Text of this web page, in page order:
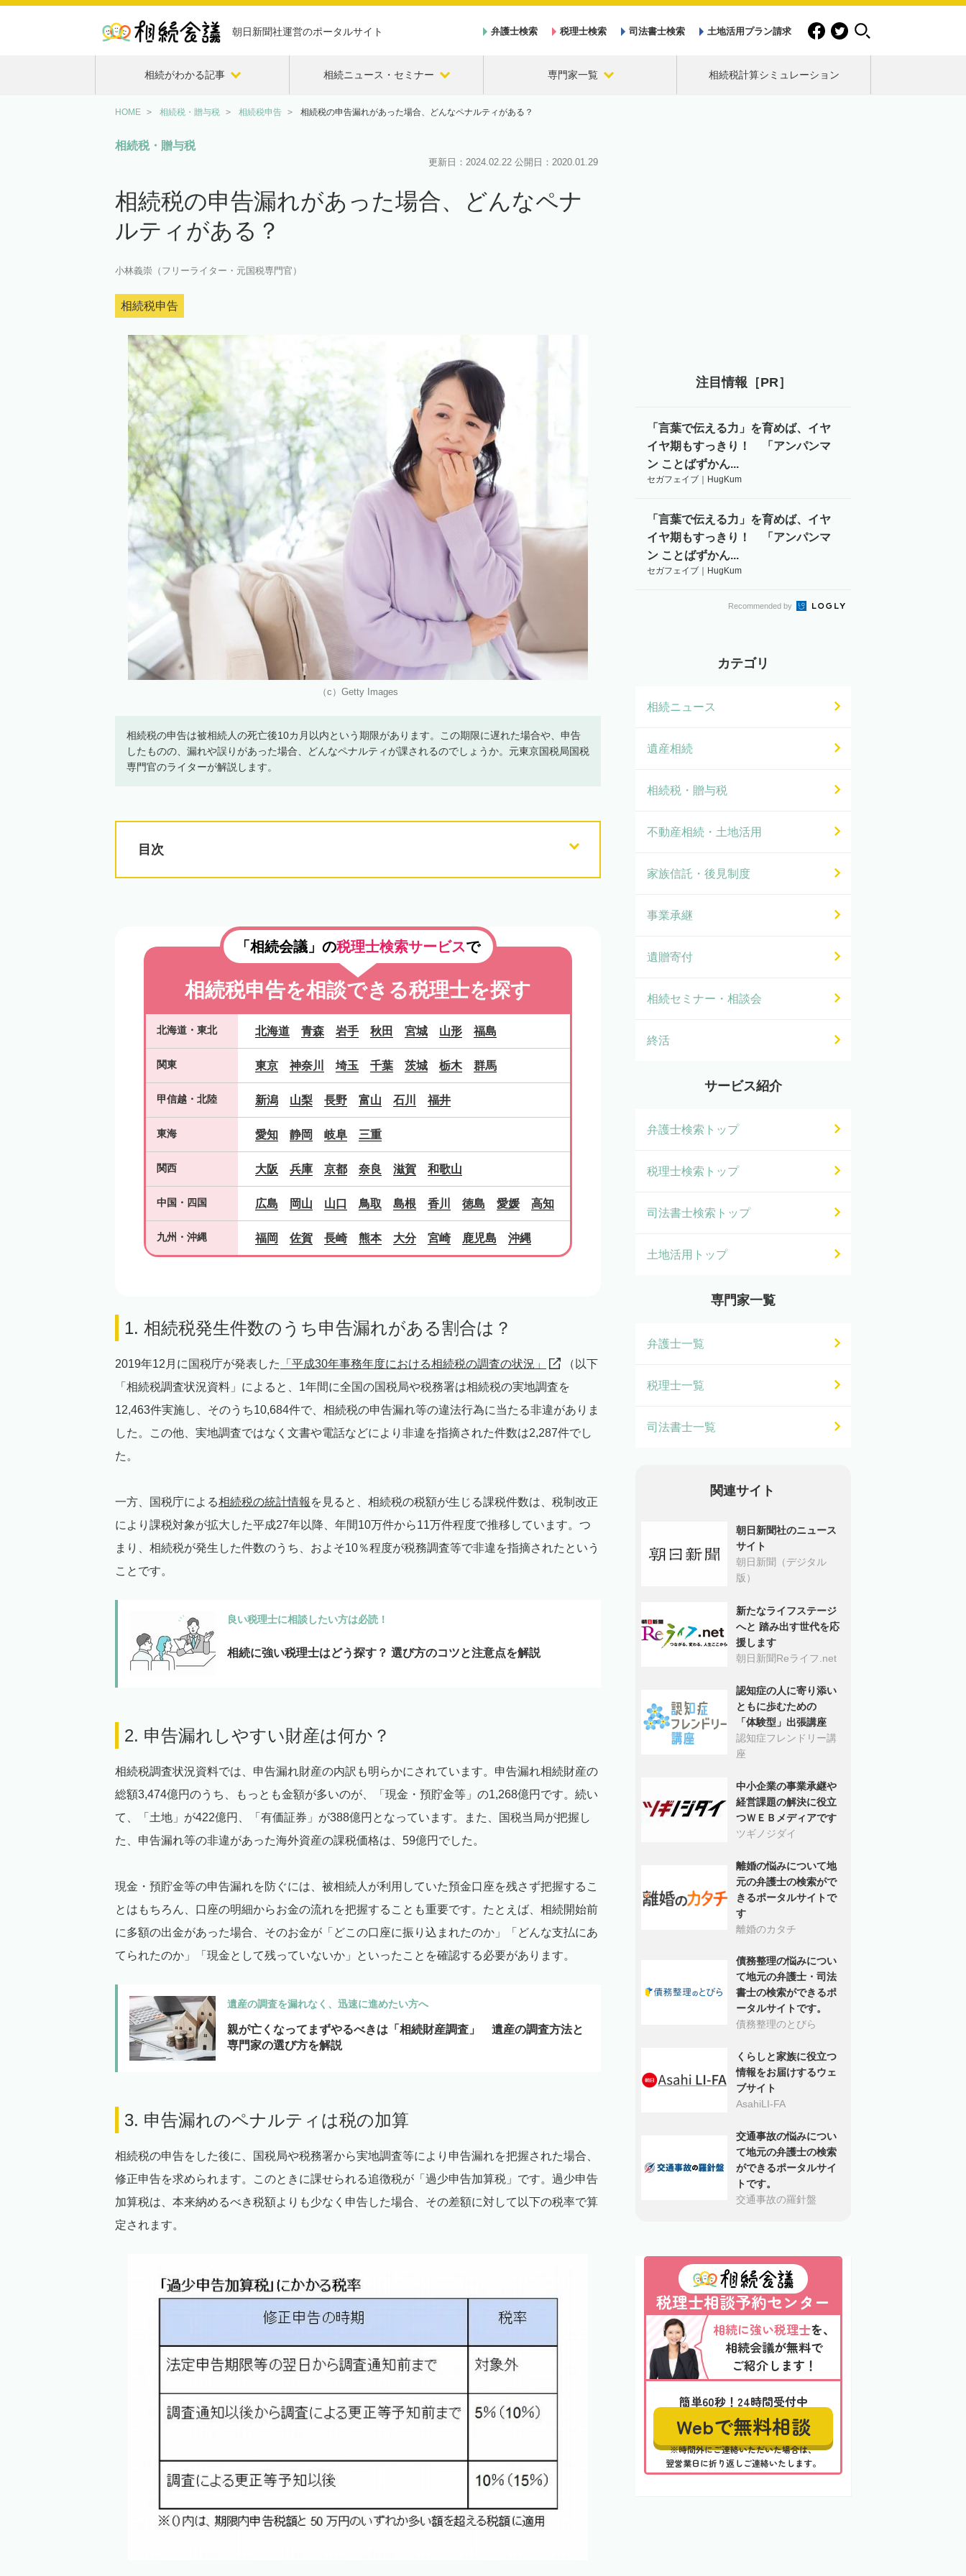
朝日新聞社運営のポータルサイト 弁護士検索 税理士検索 司法書士検索 土地活用プラン請求
相続がわかる記事 相続ニュース・セミナー 専門家一覧 相続税計算シミュレーション
HOME 相続税・贈与税 相続税申告 相続税の申告漏れがあった場合、どんなペナルティがある？
相続税・贈与税
更新日： 2024.02.22 公開日： 2020.01.29
相続税の申告漏れがあった場合、どんなペナ
ルティがある？
小林義崇（フリーライター・元国税専門官）
相続税申告
（c）Getty Images
相続税の申告は被相続人の死亡後10カ月以内という期限があります。この期限に遅れた場合や、申告
したものの、漏れや誤りがあった場合、どんなペナルティが課されるのでしょうか。元東京国税局国税
専門官のライターが解説します。
目次
「相続会議」の税理士検索サービスで
相続税申告を相談できる税理士を探す
北海道 ・ 東北 北海道 青森 岩手 秋田 宮城 山形 福島
関東 東京 神奈川 埼玉 千葉 茨城 栃木 群馬
甲信越 ・ 北陸 新潟 山梨 長野 富山 石川 福井
東海 愛知 静岡 岐阜 三重
関西 大阪 兵庫 京都 奈良 滋賀 和歌山
中国 ・ 四国 広島 岡山 山口 鳥取 島根 香川 徳島 愛媛 高知
九州 ・ 沖縄 福岡 佐賀 長崎 熊本 大分 宮崎 鹿児島 沖縄
1. 相続税発生件数のうち申告漏れがある割合は？
2019年12月に国税庁が発表した 「平成30年事務年度における相続税の調査の状況」
（以下
「相続税調査状況資料」によると、1年間に全国の国税局や税務署は相続税の実地調査を
12,463件実施し、そのうち10,684件で、相続税の申告漏れ等の違法行為に当たる非違がありま
した。この他、実地調査ではなく文書や電話などにより非違を指摘された件数は2,287件でし
た。
一方、国税庁による相続税の統計情報 を見ると、相続税の税額が生じる課税件数は、税制改正
により課税対象が拡大した平成27年以降、年間10万件から11万件程度で推移しています。つ
まり、相続税が発生した件数のうち、およそ10％程度が税務調査等で非違を指摘されたという
ことです。
良い税理士に相談したい方は必読！
相続に強い税理士はどう探す？ 選び方のコツと注意点を解説
2. 申告漏れしやすい財産は何か？
相続税調査状況資料では、申告漏れ財産の内訳も明らかにされています。申告漏れ相続財産の
総額3,474億円のうち、もっとも金額が多いのが、「現金・預貯金等」の1,268億円です。続い
て、「土地」が422億円、「有価証券」が388億円となっています。また、国税当局が把握し
た、申告漏れ等の非違があった海外資産の課税価格は、59億円でした。
現金・預貯金等の申告漏れを防ぐには、被相続人が利用していた預金口座を残さず把握するこ
とはもちろん、口座の明細からお金の流れを把握することも重要です。たとえば、相続開始前
に多額の出金があった場合、そのお金が「どこの口座に振り込まれたのか」「どんな支払にあ
てられたのか」「現金として残っていないか」といったことを確認する必要があります。
遺産の調査を漏れなく、迅速に進めたい方へ
親が亡くなってまずやるべきは「相続財産調査」 遺産の調査方法と
専門家の選び方を解説
3. 申告漏れのペナルティは税の加算
相続税の申告をした後に、国税局や税務署から実地調査等により申告漏れを把握された場合、
修正申告を求められます。このときに課せられる追徴税が「過少申告加算税」です。過少申告
加算税は、本来納めるべき税額よりも少なく申告した場合、その差額に対して以下の税率で算
定されます。
注目情報［PR］
「言葉で伝える力」を育めば、イヤ
イヤ期もすっきり！ 「アンパンマ
ン ことばずかん...
セガフェイブ｜HugKum
「言葉で伝える力」を育めば、イヤ
イヤ期もすっきり！ 「アンパンマ
ン ことばずかん...
セガフェイブ｜HugKum
Recommended by
カテゴリ
相続ニュース
遺産相続
相続税・贈与税
不動産相続・土地活用
家族信託・後見制度
事業承継
遺贈寄付
相続セミナー・相談会
終活
サービス紹介
弁護士検索トップ
税理士検索トップ
司法書士検索トップ
土地活用トップ
専門家一覧
弁護士一覧
税理士一覧
司法書士一覧
関連サイト
朝日新聞社のニュース
サイト
朝日新聞（デジタル
版）
新たなライフステージ
へと 踏み出す世代を応
援します
朝日新聞Reライフ.net
認知症の人に寄り添い
ともに歩むための
「体験型」出張講座
認知症フレンドリー講
座
中小企業の事業承継や
経営課題の解決に役立
つＷＥＢメディアです
ツギノジダイ
離婚の悩みについて地
元の弁護士の検索がで
きるポータルサイトで
す
離婚のカタチ
債務整理の悩みについ
て地元の弁護士・司法
書士の検索ができるポ
ータルサイトです。
債務整理のとびら
くらしと家族に役立つ
情報をお届けするウェ
ブサイト
AsahiLI-FA
交通事故の悩みについ
て地元の弁護士の検索
ができるポータルサイ
トです。
交通事故の羅針盤
税理士相談予約センター
相続に強い税理士を、
相続会議が無料で
ご紹介します！
簡単60秒！24時間受付中
Webで無料相談
※時間外にご連絡いただいた場合は、
翌営業日に折り返しご連絡いたします。